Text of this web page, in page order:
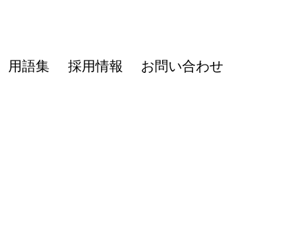
用語集 採用情報 お問い合わせ